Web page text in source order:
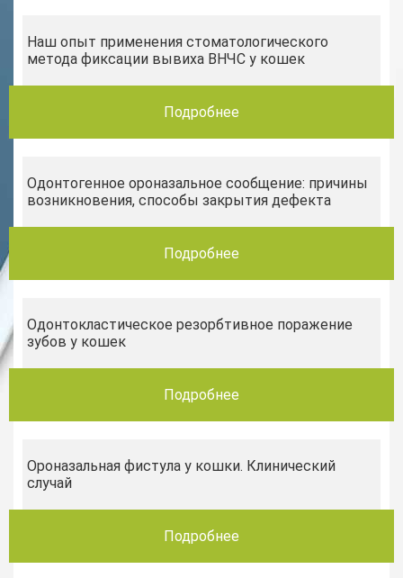
Наш опыт применения стоматологического
метода фиксации вывиха ВНЧС у кошек
Подробнее
Одонтогенное ороназальное сообщение: причины
возникновения, способы закрытия дефекта
Подробнее
Одонтокластическое резорбтивное поражение
зубов у кошек
Подробнее
Ороназальная фистула у кошки. Клинический
случай
Подробнее